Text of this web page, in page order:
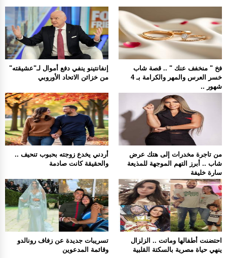
إنفانتينو ينفي دفع أموال لـ"عشيقته"
من خزائن الاتحاد الأوروبي
فخ " منخفف عنك " .. قصة شاب
خسر العرس والمهر والكرامة بـ 4
شهور ..
أردني يخدع زوجته بحبوب تنحيف ..
والحقيقة كانت صادمة
من تاجرة مخدرات إلى هتك عرض
شاب .. أبرز التهم الموجهة للمذيعة
سارة خليفة
تسريبات جديدة عن زفاف رونالدو
وقائمة المدعوين
احتضنت أطفالها وماتت .. الزلزال
ينهي حياة مصرية بالسكتة القلبية